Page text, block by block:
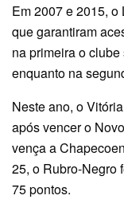
Em 2007 e 2015,
que garantiram
na primeira o
enquanto na
Neste ano, o
após vencer o
vença a
25, o Rubro-Negro
75 pontos.